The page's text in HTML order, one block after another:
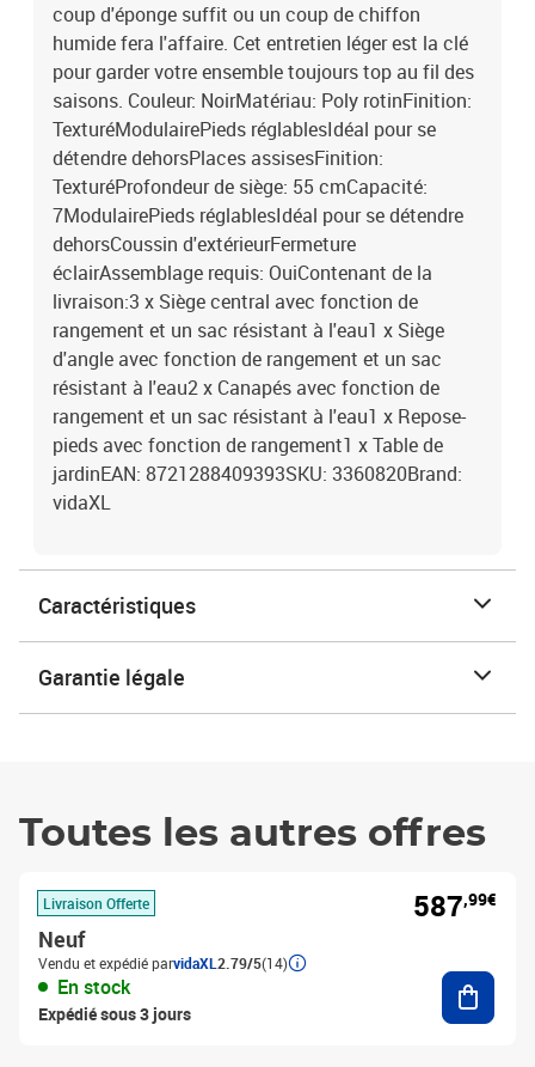
coup d'éponge suffit ou un coup de chiffon
humide fera l'affaire. Cet entretien léger est la clé
pour garder votre ensemble toujours top au fil des
saisons. Couleur: NoirMatériau: Poly rotinFinition:
TexturéModulairePieds réglablesIdéal pour se
détendre dehorsPlaces assisesFinition:
TexturéProfondeur de siège: 55 cmCapacité:
7ModulairePieds réglablesIdéal pour se détendre
dehorsCoussin d'extérieurFermeture
éclairAssemblage requis: OuiContenant de la
livraison:3 x Siège central avec fonction de
rangement et un sac résistant à l'eau1 x Siège
d'angle avec fonction de rangement et un sac
résistant à l'eau2 x Canapés avec fonction de
rangement et un sac résistant à l'eau1 x Repose-
pieds avec fonction de rangement1 x Table de
jardinEAN: 8721288409393SKU: 3360820Brand:
vidaXL
Caractéristiques
Garantie légale
Toutes les autres offres
Livraison Offerte
Neuf
Vendu et expédié parvidaXL 2.79/5(14)
En stock
Expédié sous 3 jours
587,99€